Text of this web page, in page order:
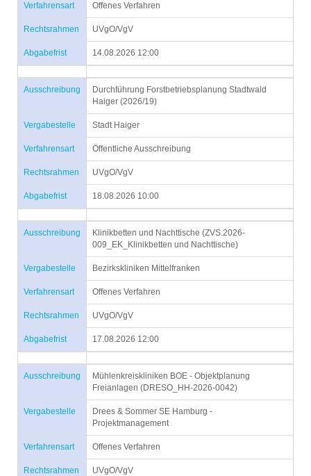
Verfahrensart Offenes Verfahren
Rechtsrahmen UVgO/VgV
Abgabefrist 14.08.2026 12:00
Ausschreibung
Durchführung Forstbetriebsplanung Stadtwald
Haiger (2026/19)
Vergabestelle Stadt Haiger
Verfahrensart Öffentliche Ausschreibung
Rechtsrahmen UVgO/VgV
Abgabefrist 18.08.2026 10:00
Ausschreibung
Klinikbetten und Nachttische (ZVS.2026-
009_EK_Klinikbetten und Nachttische)
Vergabestelle Bezirkskliniken Mittelfranken
Verfahrensart Offenes Verfahren
Rechtsrahmen UVgO/VgV
Abgabefrist 17.08.2026 12:00
Ausschreibung
Mühlenkreiskliniken BOE - Objektplanung
Freianlagen (DRESO_HH-2026-0042)
Vergabestelle
Drees & Sommer SE Hamburg -
Projektmanagement
Verfahrensart Offenes Verfahren
Rechtsrahmen UVgO/VgV